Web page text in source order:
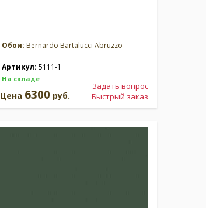
Обои: Bernardo Bartalucci Abruzzo
Артикул: 5111-1
На складе
Задать вопрос
Быстрый заказ
Цена 6300 руб.